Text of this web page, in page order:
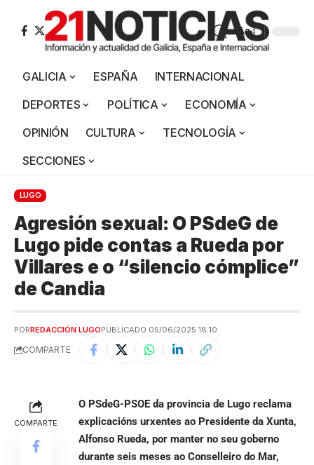
Aa
GALICIA ESPAÑA
INTERNACIONAL
DEPORTES
POLÍTICA
ECONOMÍA
OPINIÓN
CULTURA
TECNOLOGÍA
SECCIONES
LUGO
Agresión sexual: O PSdeG de
Lugo pide contas a Rueda por
Villares e o “silencio cómplice”
de Candia
PORREDACCIÓN LUGOPUBLICADO 05/06/2025 18:10
COMPARTE
COMPARTE
O PSdeG-PSOE da provincia de Lugo reclama
explicacións urxentes ao Presidente da Xunta,
Alfonso Rueda, por manter no seu goberno
durante seis meses ao Conselleiro do Mar,